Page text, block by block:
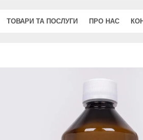
ТОВАРИ ТА ПОСЛУГИ ПРО НАС